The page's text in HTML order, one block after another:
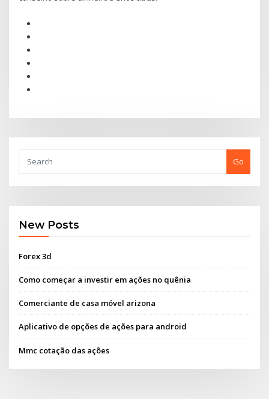
Go
New Posts
Forex 3d
Como começar a investir em ações no quênia
Comerciante de casa móvel arizona
Aplicativo de opções de ações para android
Mmc cotação das ações